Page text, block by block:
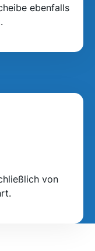
ebenfalls
von